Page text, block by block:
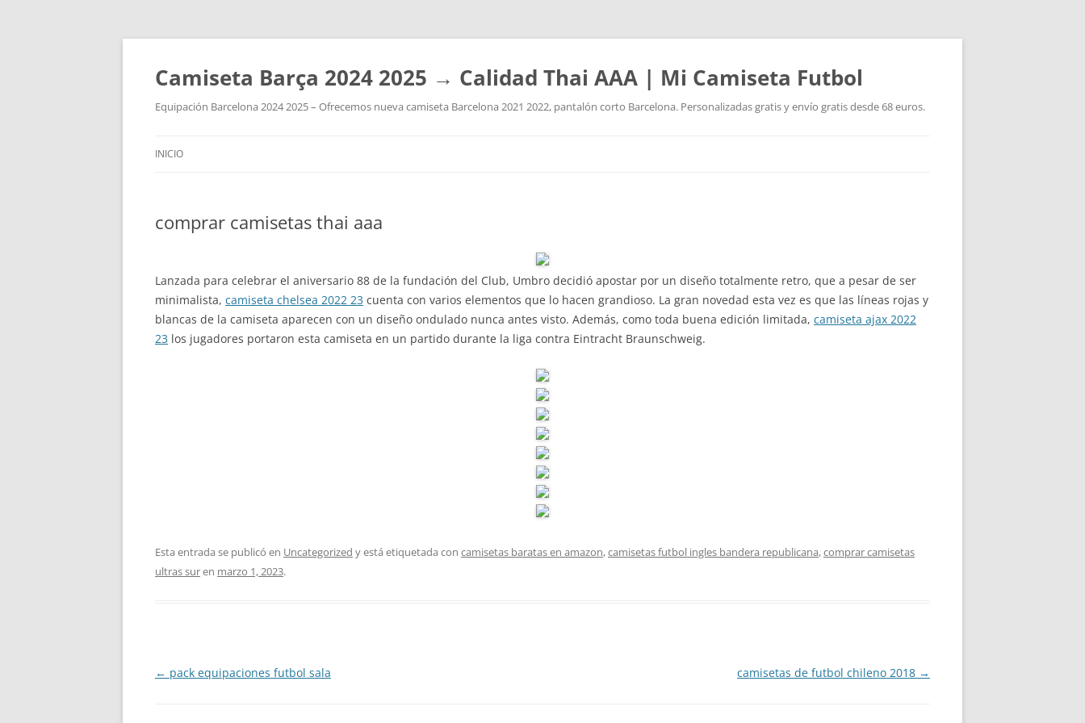
Camiseta Barça 2024 2025 → Calidad Thai AAA | Mi Camiseta Futbol
Equipación Barcelona 2024 2025 – Ofrecemos nueva camiseta Barcelona 2021 2022, pantalón corto Barcelona. Personalizadas gratis y envío gratis desde 68 euros.
INICIO
comprar camisetas thai aaa
Lanzada para celebrar el aniversario 88 de la fundación del Club, Umbro decidió apostar por un diseño totalmente retro, que a pesar de ser
minimalista, camiseta chelsea 2022 23 cuenta con varios elementos que lo hacen grandioso. La gran novedad esta vez es que las líneas rojas y
blancas de la camiseta aparecen con un diseño ondulado nunca antes visto. Además, como toda buena edición limitada, camiseta ajax 2022
23 los jugadores portaron esta camiseta en un partido durante la liga contra Eintracht Braunschweig.
Esta entrada se publicó en Uncategorized y está etiquetada con camisetas baratas en amazon,camisetas futbol ingles bandera republicana,comprar camisetas
ultras suren marzo 1, 2023.
Navegación
← pack equipaciones futbol sala camisetas de futbol chileno 2018 →